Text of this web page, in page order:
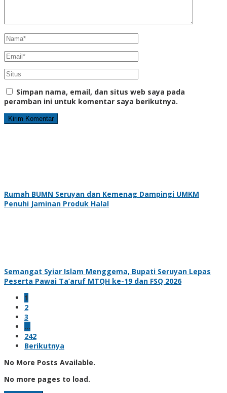
Simpan nama, email, dan situs web saya pada
peramban ini untuk komentar saya berikutnya.
Rumah BUMN Seruyan dan Kemenag Dampingi UMKM
Penuhi Jaminan Produk Halal
Semangat Syiar Islam Menggema, Bupati Seruyan Lepas
Peserta Pawai Ta’aruf MTQH ke-19 dan FSQ 2026
1
2
3
…
242
Berikutnya
No More Posts Available.
No more pages to load.